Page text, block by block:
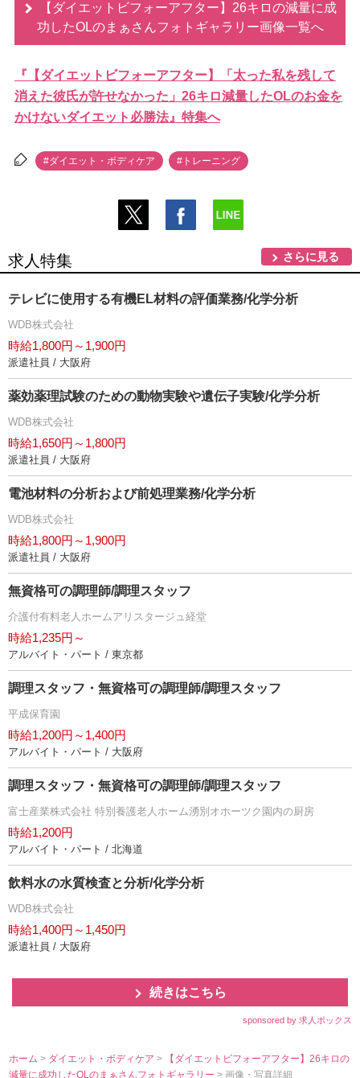
【ダイエットビフォーアフター】26キロの減量に成
功したOLのまぁさんフォトギャラリー画像一覧へ
『【ダイエットビフォーアフター】「太った私を残して
消えた彼氏が許せなかった」26キロ減量したOLのお金を
かけないダイエット必勝法』特集へ
#ダイエット・ボディケア #トレーニング
求人特集 さらに見る
テレビに使用する有機EL材料の評価業務/化学分析
WDB株式会社
時給1,800円～1,900円
派遣社員 / 大阪府
薬効薬理試験のための動物実験や遺伝子実験/化学分析
WDB株式会社
時給1,650円～1,800円
派遣社員 / 大阪府
電池材料の分析および前処理業務/化学分析
WDB株式会社
時給1,800円～1,900円
派遣社員 / 大阪府
無資格可の調理師/調理スタッフ
介護付有料老人ホームアリスタージュ経堂
時給1,235円～
アルバイト・パート / 東京都
調理スタッフ・無資格可の調理師/調理スタッフ
平成保育園
時給1,200円～1,400円
アルバイト・パート / 大阪府
調理スタッフ・無資格可の調理師/調理スタッフ
富士産業株式会社 特別養護老人ホーム湧別オホーツク園内の厨房
時給1,200円
アルバイト・パート / 北海道
飲料水の水質検査と分析/化学分析
WDB株式会社
時給1,400円～1,450円
派遣社員 / 大阪府
続きはこちら
sponsored by 求人ボックス
ホーム > ダイエット・ボディケア>
【ダイエットビフォーアフター】26キロの
減量に成功したOLのまぁさんフォトギャラリー> 画像・写真詳細